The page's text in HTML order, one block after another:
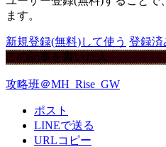
ます。
新規登録(無料)して使う 登録済
この記事を書いた人
攻略班＠MH_Rise_GW
ポスト
LINEで送る
URLコピー